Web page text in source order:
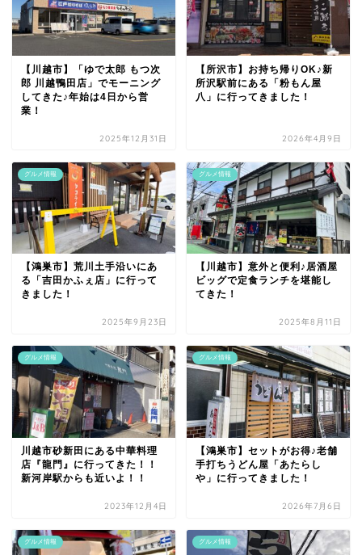
【川越市】「ゆで太郎 もつ次
郎 川越鴨田店」でモーニング
してきた♪年始は4日から営
業！
2025年12月31日
【所沢市】お持ち帰りOK♪新
所沢駅前にある「粉もん屋
八」に行ってきました！
2026年4月9日
グルメ情報
【鴻巣市】荒川土手沿いにあ
る「吉田かふぇ店」に行って
きました！
2025年9月23日
グルメ情報
【川越市】意外と便利♪居酒屋
ビッグで定食ランチを堪能し
てきた！
2025年8月11日
グルメ情報
川越市砂新田にある中華料理
店『龍門』に行ってきた！！
新河岸駅からも近いよ！！
2023年12月4日
グルメ情報
【鴻巣市】セットがお得♪老舗
手打ちうどん屋「あたらし
や」に行ってきました！
2026年7月6日
グルメ情報 グルメ情報